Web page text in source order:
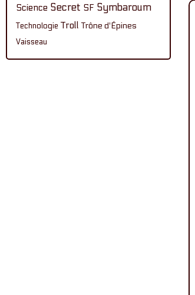
Science Secret SF Symbaroum
Technologie Troll Trône d'Épines
Vaisseau